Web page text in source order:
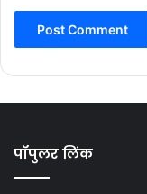
पॉपुलर लिंक